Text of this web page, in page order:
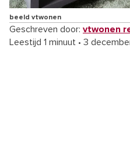
beeld vtwonen
Geschreven door: vtwonen
Leestijd 1 minuut • 3